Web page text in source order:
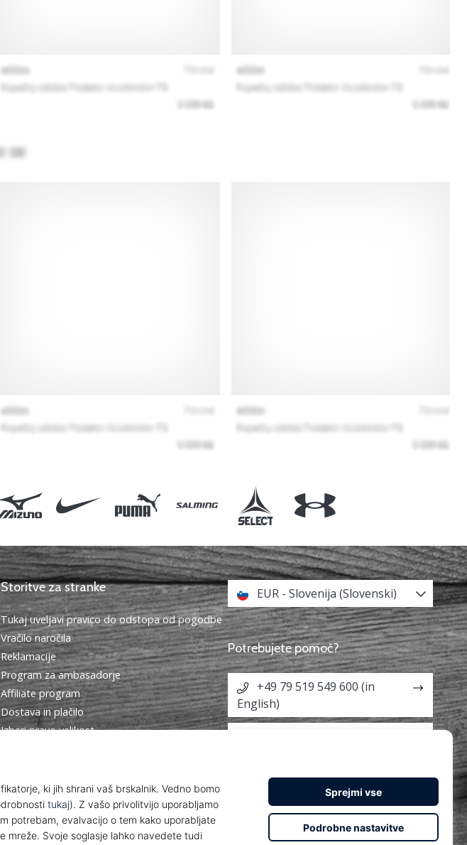
Storitve za stranke
Tukaj uveljavi pravico do odstopa od pogodbe
Vračilo naročila
Reklamacije
Program za ambasadorje
Affiliate program
Dostava in plačilo
Izberi pravo velikost
Politika zasebnosti
EUR - Slovenija (Slovenski)
Potrebujete pomoč?
+49 79 519 549 600 (in
English)